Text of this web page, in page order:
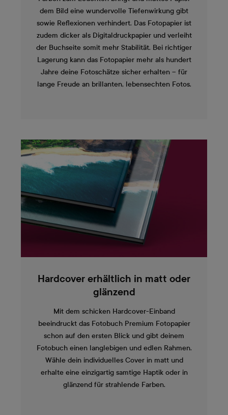
dem Bild eine wundervolle Tiefenwirkung gibt
sowie Reflexionen verhindert. Das Fotopapier ist
zudem dicker als Digitaldruckpapier und verleiht
der Buchseite somit mehr Stabilität. Bei richtiger
Lagerung kann das Fotopapier mehr als hundert
Jahre deine Fotoschätze sicher erhalten – für
lange Freude an brillanten, lebensechten Fotos.
Hardcover erhältlich in matt oder
glänzend
Mit dem schicken Hardcover-Einband
beeindruckt das Fotobuch Premium Fotopapier
schon auf den ersten Blick und gibt deinem
Fotobuch einen langlebigen und edlen Rahmen.
Wähle dein individuelles Cover in matt und
erhalte eine einzigartig samtige Haptik oder in
glänzend für strahlende Farben.